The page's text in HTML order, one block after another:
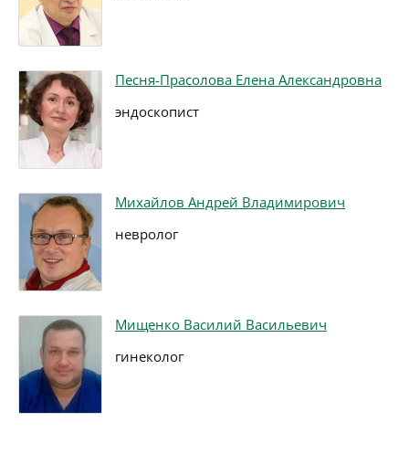
Песня-Прасолова Елена Александровна
эндоскопист
Михайлов Андрей Владимирович
невролог
Мищенко Василий Васильевич
гинеколог